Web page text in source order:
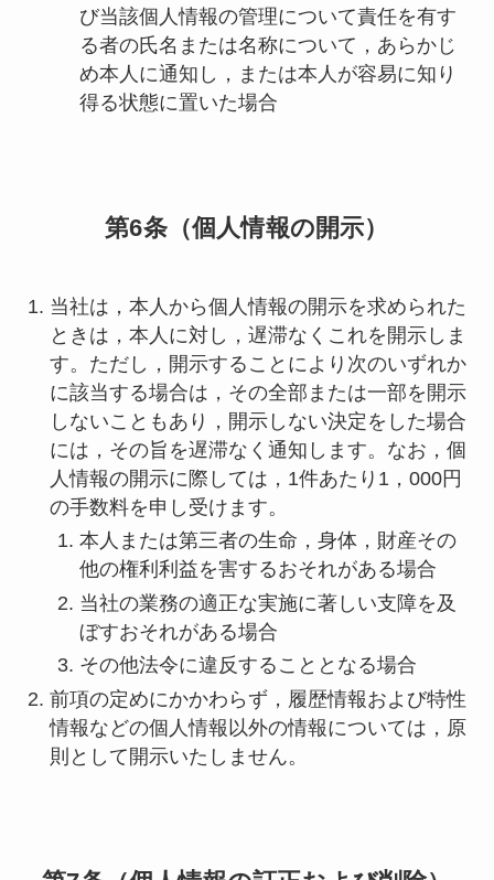
び当該個人情報の管理について責任を有す
る者の氏名または名称について，あらかじ
め本人に通知し，または本人が容易に知り
得る状態に置いた場合
第6条（個人情報の開示）
当社は，本人から個人情報の開示を求められた
ときは，本人に対し，遅滞なくこれを開示しま
す。ただし，開示することにより次のいずれか
に該当する場合は，その全部または一部を開示
しないこともあり，開示しない決定をした場合
には，その旨を遅滞なく通知します。なお，個
人情報の開示に際しては，1件あたり1，000円
の手数料を申し受けます。
本人または第三者の生命，身体，財産その
他の権利利益を害するおそれがある場合
当社の業務の適正な実施に著しい支障を及
ぼすおそれがある場合
その他法令に違反することとなる場合
前項の定めにかかわらず，履歴情報および特性
情報などの個人情報以外の情報については，原
則として開示いたしません。